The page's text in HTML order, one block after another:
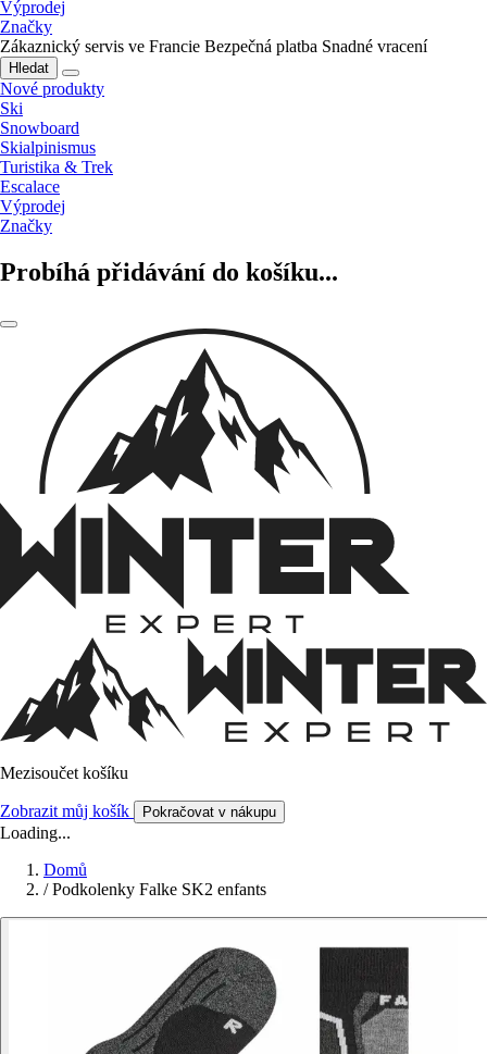
Výprodej
Značky
Zákaznický servis ve Francie Bezpečná platba Snadné vracení
Hledat
Nové produkty
Ski
Snowboard
Skialpinismus
Turistika & Trek
Escalace
Výprodej
Značky
Probíhá přidávání do košíku...
Mezisoučet košíku
Zobrazit můj košík Pokračovat v nákupu
Loading...
Domů
/ Podkolenky Falke SK2 enfants